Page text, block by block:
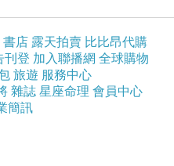
書店 露天拍賣 比比昂代購
刊登 加入聯播網 全球購物
旅遊 服務中心
雜誌 星座命理 會員中心
簡訊